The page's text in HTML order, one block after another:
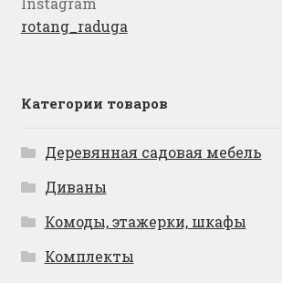
rotang_raduga
Категории товаров
Деревянная садовая мебель
Диваны
Комоды, этажерки, шкафы
Комплекты